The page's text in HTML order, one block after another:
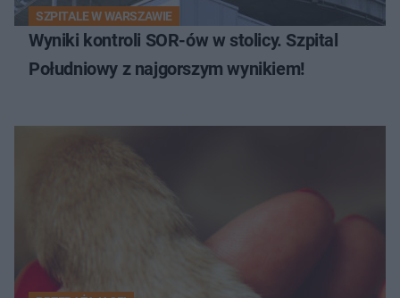
SZPITALE W WARSZAWIE
Wyniki kontroli SOR-ów w stolicy. Szpital
Południowy z najgorszym wynikiem!